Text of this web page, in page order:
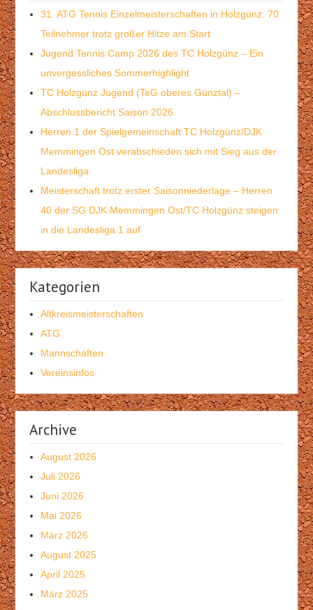
31. ATG Tennis Einzelmeisterschaften in Holzgünz: 70
Teilnehmer trotz großer Hitze am Start
Jugend Tennis Camp 2026 des TC Holzgünz – Ein
unvergessliches Sommerhighlight
TC Holzgünz Jugend (TeG oberes Günztal) –
Abschlussbericht Saison 2026
Herren 1 der Spielgemeinschaft TC Holzgünz/DJK
Memmingen Ost verabschieden sich mit Sieg aus der
Landesliga
Meisterschaft trotz erster Saisonniederlage – Herren
40 der SG DJK Memmingen Ost/TC Holzgünz steigen
in die Landesliga 1 auf
Kategorien
Altkreismeisterschaften
ATG
Mannschaften
Vereinsinfos
Archive
August 2026
Juli 2026
Juni 2026
Mai 2026
März 2026
August 2025
April 2025
März 2025